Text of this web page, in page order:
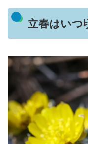
立春はいつ